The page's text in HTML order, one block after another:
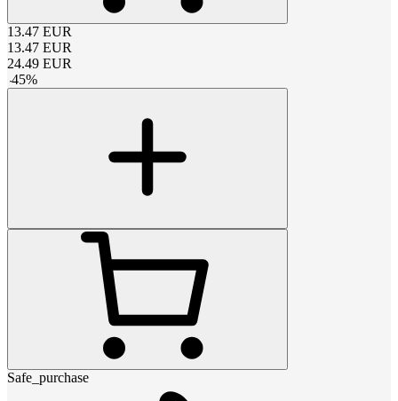
13.47 EUR
13.47 EUR
24.49 EUR
-45%
Safe_purchase